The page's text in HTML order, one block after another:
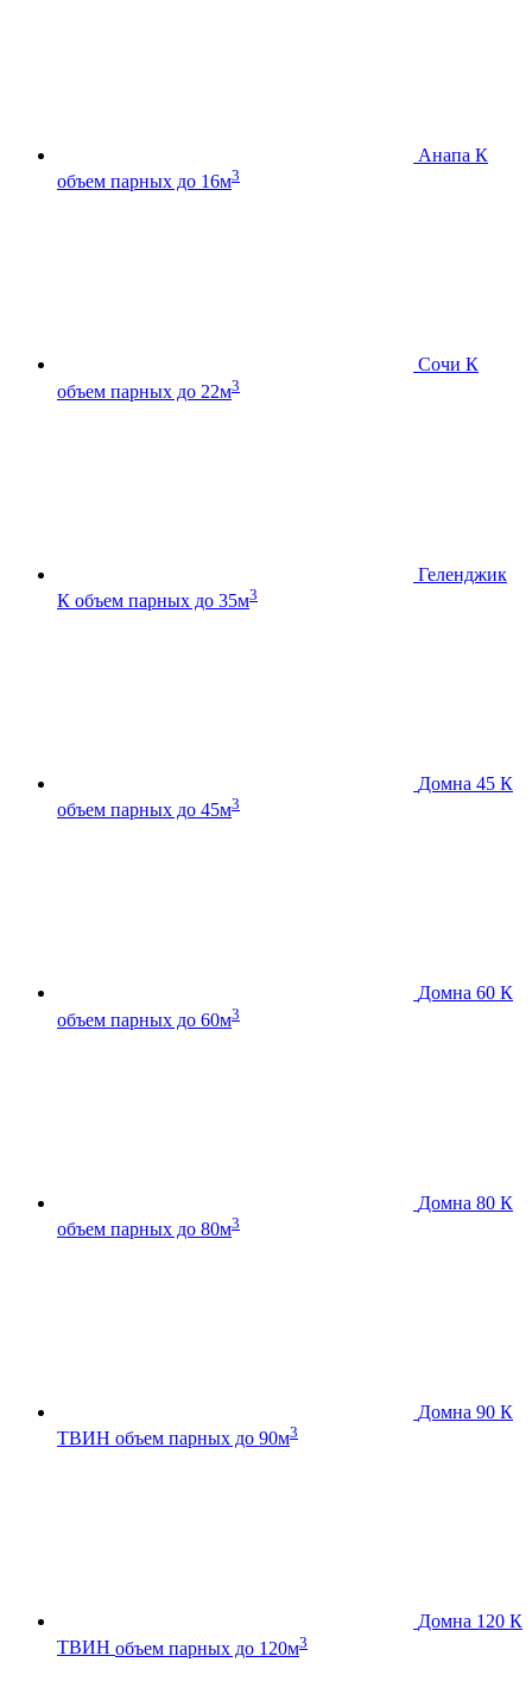
Анапа К
объем парных до 16м3
Сочи К
объем парных до 22м3
Геленджик
К объем парных до 35м3
Домна 45 К
объем парных до 45м3
Домна 60 К
объем парных до 60м3
Домна 80 К
объем парных до 80м3
Домна 90 К
ТВИН объем парных до 90м3
Домна 120 К
ТВИН объем парных до 120м3